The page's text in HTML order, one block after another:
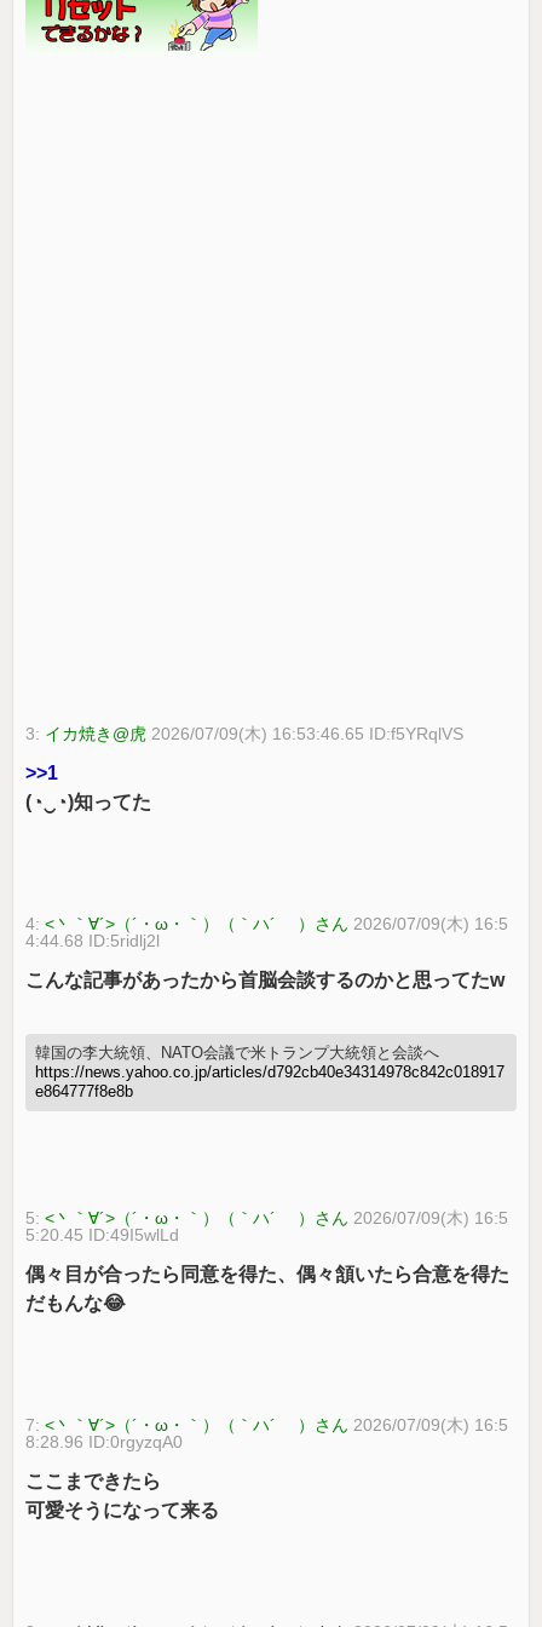
3: イカ焼き@虎 2026/07/09(木) 16:53:46.65 ID:f5YRqlVS
>>1
(⁠◔⁠‿⁠◔⁠)知ってた
4:<丶｀∀´>（´・ω・｀）（｀ハ´ ）さん 2026/07/09(木) 16:5
4:44.68 ID:5ridlj2l
こんな記事があったから首脳会談するのかと思ってたw
韓国の李大統領、NATO会議で米トランプ大統領と会談へ
https://news.yahoo.co.jp/articles/d792cb40e34314978c842c018917
e864777f8e8b
5:<丶｀∀´>（´・ω・｀）（｀ハ´ ）さん 2026/07/09(木) 16:5
5:20.45 ID:49I5wlLd
偶々目が合ったら同意を得た、偶々頷いたら合意を得た
だもんな😂
7:<丶｀∀´>（´・ω・｀）（｀ハ´ ）さん 2026/07/09(木) 16:5
8:28.96 ID:0rgyzqA0
ここまできたら
可愛そうになって来る